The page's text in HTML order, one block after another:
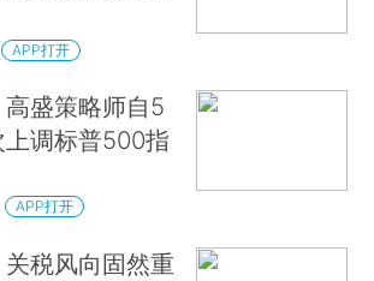
APP打开
高盛策略师自5
上调标普500指
APP打开
关税风向固然重